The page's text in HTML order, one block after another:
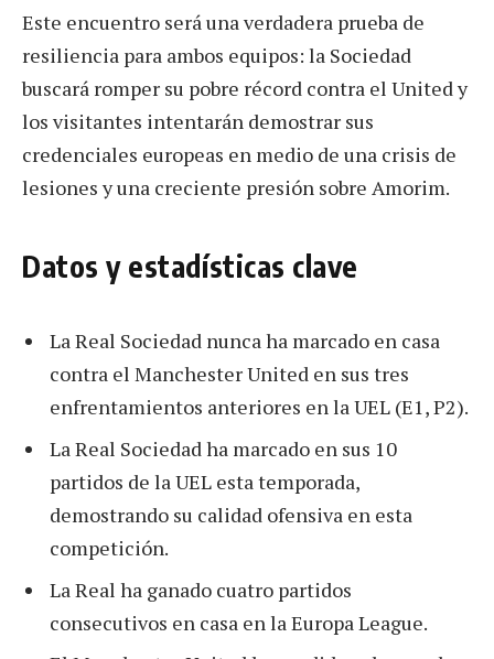
Este encuentro será una verdadera prueba de
resiliencia para ambos equipos: la Sociedad
buscará romper su pobre récord contra el United y
los visitantes intentarán demostrar sus
credenciales europeas en medio de una crisis de
lesiones y una creciente presión sobre Amorim.
Datos y estadísticas clave
La Real Sociedad nunca ha marcado en casa
contra el Manchester United en sus tres
enfrentamientos anteriores en la UEL (E1, P2).
La Real Sociedad ha marcado en sus 10
partidos de la UEL esta temporada,
demostrando su calidad ofensiva en esta
competición.
La Real ha ganado cuatro partidos
consecutivos en casa en la Europa League.